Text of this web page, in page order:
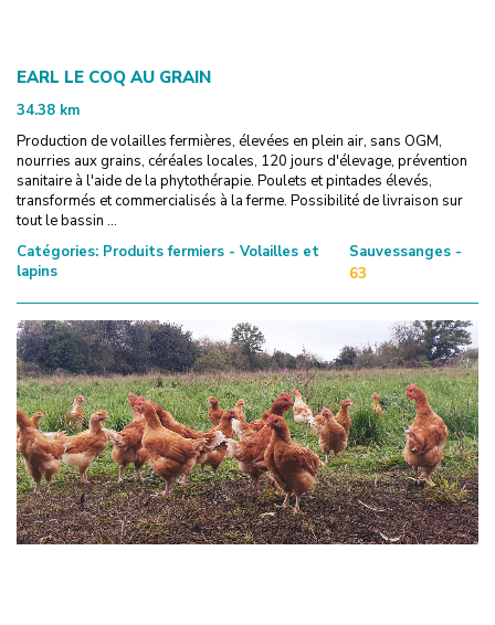
EARL LE COQ AU GRAIN
34.38 km
Production de volailles fermières, élevées en plein air, sans OGM,
nourries aux grains, céréales locales, 120 jours d'élevage, prévention
sanitaire à l'aide de la phytothérapie. Poulets et pintades élevés,
transformés et commercialisés à la ferme. Possibilité de livraison sur
tout le bassin ...
Catégories: Produits fermiers - Volailles et
lapins
Sauvessanges -
63